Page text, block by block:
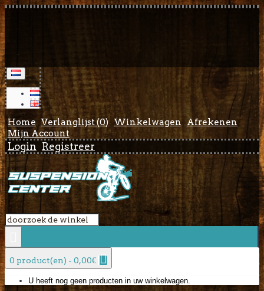
Home Verlanglijst (0) Winkelwagen
Afrekenen
Mijn Account
Login Registreer
0 product(en) - 0,00€
U heeft nog geen producten in uw winkelwagen.